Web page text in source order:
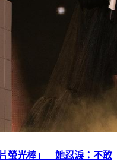
螢光棒」 她忍淚：不敢